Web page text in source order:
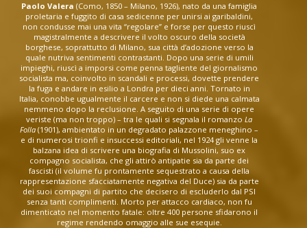
Paolo Valera (Como, 1850 – Milano, 1926), nato da una famiglia
proletaria e fuggito di casa sedicenne per unirsi ai garibaldini,
non condusse mai una vita “regolare” e forse per questo riuscì
magistralmente a descrivere il volto oscuro della società
borghese, soprattutto di Milano, sua città d’adozione verso la
quale nutriva sentimenti contrastanti. Dopo una serie di umili
impieghi, riuscì a imporsi come penna tagliente del giornalismo
socialista ma, coinvolto in scandali e processi, dovette prendere
la fuga e andare in esilio a Londra per dieci anni. Tornato in
Italia, conobbe ugualmente il carcere e non si diede una calmata
nemmeno dopo la reclusione. A seguito di una serie di opere
veriste (ma non troppo) – tra le quali si segnala il romanzo La
Folla (1901), ambientato in un degradato palazzone meneghino –
e di numerosi trionfi e insuccessi editoriali, nel 1924 gli venne la
balzana idea di scrivere una biografia di Mussolini, suo ex
compagno socialista, che gli attirò antipatie sia da parte dei
fascisti (il volume fu prontamente sequestrato a causa della
rappresentazione sfacciatamente negativa del Duce) sia da parte
dei suoi compagni di partito che decisero di escluderlo dal PSI
senza tanti complimenti. Morto per attacco cardiaco, non fu
dimenticato nel momento fatale: oltre 400 persone sfidarono il
regime rendendo omaggio alle sue esequie.